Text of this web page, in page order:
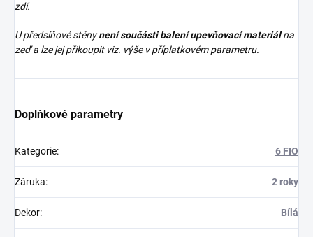
zdí.
U předsíňové stěnynení součásti balení upevňovací materiálna
zeď a lze jej přikoupit viz. výše v příplatkovém parametru.
Doplňkové parametry
Kategorie: 6 FIO
Záruka: 2 roky
Dekor: Bílá